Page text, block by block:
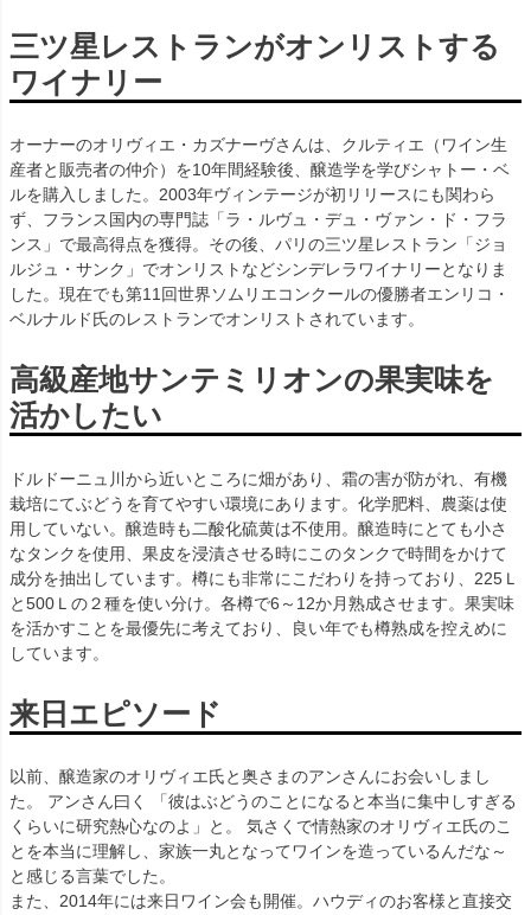
三ツ星レストランがオンリストする
ワイナリー
オーナーのオリヴィエ・カズナーヴさんは、クルティエ（ワイン生
産者と販売者の仲介）を10年間経験後、醸造学を学びシャトー・ベ
ルを購入しました。2003年ヴィンテージが初リリースにも関わら
ず、フランス国内の専門誌「ラ・ルヴュ・デュ・ヴァン・ド・フラ
ンス」で最高得点を獲得。その後、パリの三ツ星レストラン「ジョ
ルジュ・サンク」でオンリストなどシンデレラワイナリーとなりま
した。現在でも第11回世界ソムリエコンクールの優勝者エンリコ・
ベルナルド氏のレストランでオンリストされています。
高級産地サンテミリオンの果実味を
活かしたい
ドルドーニュ川から近いところに畑があり、霜の害が防がれ、有機
栽培にてぶどうを育てやすい環境にあります。化学肥料、農薬は使
用していない。醸造時も二酸化硫黄は不使用。醸造時にとても小さ
なタンクを使用、果皮を浸漬させる時にこのタンクで時間をかけて
成分を抽出しています。樽にも非常にこだわりを持っており、225Ｌ
と500Ｌの２種を使い分け。各樽で6～12か月熟成させます。果実味
を活かすことを最優先に考えており、良い年でも樽熟成を控えめに
しています。
来日エピソード
以前、醸造家のオリヴィエ氏と奥さまのアンさんにお会いしまし
た。 アンさん曰く 「彼はぶどうのことになると本当に集中しすぎる
くらいに研究熱心なのよ」と。 気さくで情熱家のオリヴィエ氏のこ
とを本当に理解し、家族一丸となってワインを造っているんだな～
と感じる言葉でした。
また、2014年には来日ワイン会も開催。ハウディのお客様と直接交